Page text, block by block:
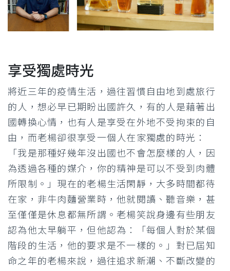
享受獨處時光
將近三年的疫情生活，過往習慣自由地到處旅行
的人，想必早已期盼出國許久，有的人是藉著出
國轉換心情，也有人是享受在外地不受拘束的自
由，而老楊卻很享受一個人在家獨處的時光：
「我是那種好幾年沒出國也不會怎麼樣的人，因
為透過各種的媒介，你的精神是可以不受到肉體
所限制。」現在的老楊生活閑靜，大多時間都待
在家，非牛肉麵營業時，他就閱讀、聽音樂，甚
至僅僅是休息都無所謂。老楊笑說身邊有些朋友
認為他太早躺平，但他認為：「每個人對於某個
階段的生活，他的要求是不一樣的。」對已屆知
命之年的老楊來說，過往追求新潮、不斷改變的